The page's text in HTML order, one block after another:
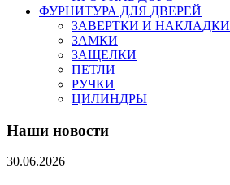
ФУРНИТУРА ДЛЯ ДВЕРЕЙ
ЗАВЕРТКИ И НАКЛАДКИ
ЗАМКИ
ЗАЩЕЛКИ
ПЕТЛИ
РУЧКИ
ЦИЛИНДРЫ
Наши новости
30.06.2026